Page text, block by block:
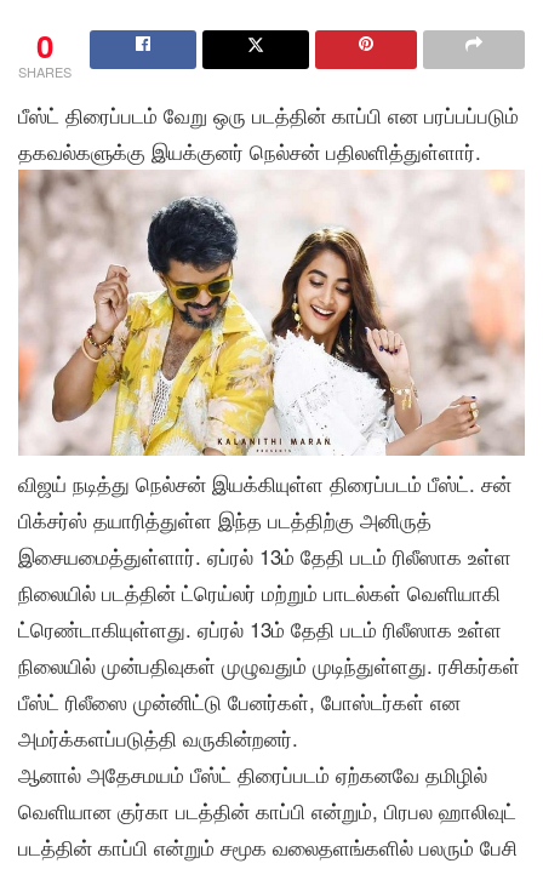
0
SHARES
பீஸ்ட் திரைப்படம் வேறு ஒரு படத்தின் காப்பி என பரப்பப்படும்
தகவல்களுக்கு இயக்குனர் நெல்சன் பதிலளித்துள்ளார்.
விஜய் நடித்து நெல்சன் இயக்கியுள்ள திரைப்படம் பீஸ்ட். சன்
பிக்சர்ஸ் தயாரித்துள்ள இந்த படத்திற்கு அனிருத்
இசையமைத்துள்ளார். ஏப்ரல் 13ம் தேதி படம் ரிலீஸாக உள்ள
நிலையில் படத்தின் ட்ரெய்லர் மற்றும் பாடல்கள் வெளியாகி
ட்ரெண்டாகியுள்ளது. ஏப்ரல் 13ம் தேதி படம் ரிலீஸாக உள்ள
நிலையில் முன்பதிவுகள் முழுவதும் முடிந்துள்ளது. ரசிகர்கள்
பீஸ்ட் ரிலீஸை முன்னிட்டு பேனர்கள், போஸ்டர்கள் என
அமர்க்களப்படுத்தி வருகின்றனர்.
ஆனால் அதேசமயம் பீஸ்ட் திரைப்படம் ஏற்கனவே தமிழில்
வெளியான குர்கா படத்தின் காப்பி என்றும், பிரபல ஹாலிவுட்
படத்தின் காப்பி என்றும் சமூக வலைதளங்களில் பலரும் பேசி